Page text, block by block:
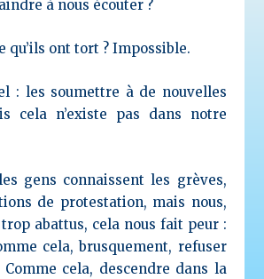
à nous écouter ?
qu’ils ont tort ? Impossible.
: les soumettre à de nouvelles
cela n’existe pas dans notre
gens connaissent les grèves,
de protestation, mais nous,
abattus, cela nous fait peur :
cela, brusquement, refuser
cela, descendre dans la